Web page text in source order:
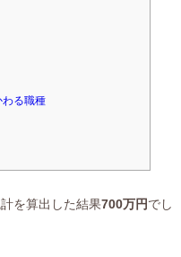
わる職種
を算出した結果700万円でし